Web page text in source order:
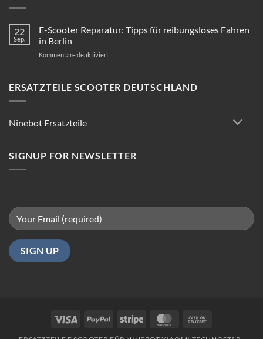
22
Sep.
E-Scooter Reparatur: Tipps für reibungsloses Fahren
in Berlin
Kommentare deaktiviertfür
Reparatur:
ERSATZTEILE SCOOTER DEUTSCHLAND
Ninebot Ersatzteile
SIGNUP FOR NEWSLETTER
Visa PayPal Stripe MasterCard